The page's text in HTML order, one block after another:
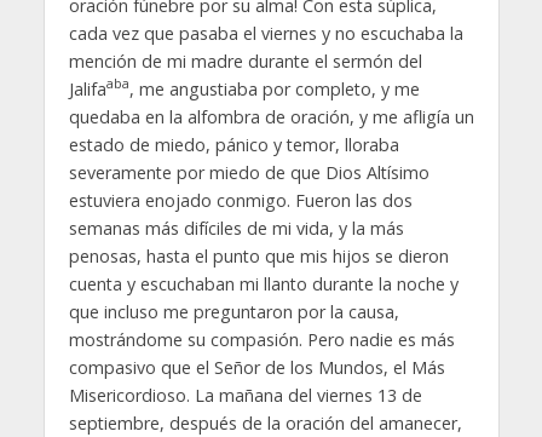
oración fúnebre por su alma! Con esta súplica,
cada vez que pasaba el viernes y no escuchaba la
mención de mi madre durante el sermón del
Jalifaaba, me angustiaba por completo, y me
quedaba en la alfombra de oración, y me afligía un
estado de miedo, pánico y temor, lloraba
severamente por miedo de que Dios Altísimo
estuviera enojado conmigo. Fueron las dos
semanas más difíciles de mi vida, y la más
penosas, hasta el punto que mis hijos se dieron
cuenta y escuchaban mi llanto durante la noche y
que incluso me preguntaron por la causa,
mostrándome su compasión. Pero nadie es más
compasivo que el Señor de los Mundos, el Más
Misericordioso. La mañana del viernes 13 de
septiembre, después de la oración del amanecer,